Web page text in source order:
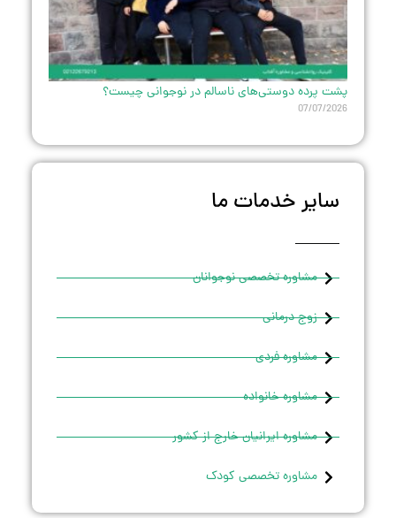
پشت پرده دوستی‌های ناسالم در نوجوانی چیست؟
07/07/2026
سایر خدمات ما
مشاوره تخصصی نوجوانان
زوج درمانی
مشاوره فردی
مشاوره خانواده
مشاوره ایرانیان خارج از کشور
مشاوره تخصصی کودک